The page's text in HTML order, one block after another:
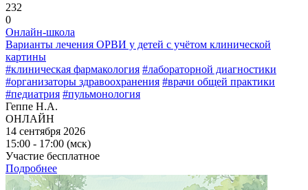
232
0
Онлайн-школа
Варианты лечения ОРВИ у детей с учётом клинической
картины
#клиническая фармакология #лабораторной диагностики
#организаторы здравоохранения #врачи общей практики
#педиатрия #пульмонология
Геппе Н.А.
ОНЛАЙН
14 сентября 2026
15:00 - 17:00 (мск)
Участие бесплатное
Подробнее